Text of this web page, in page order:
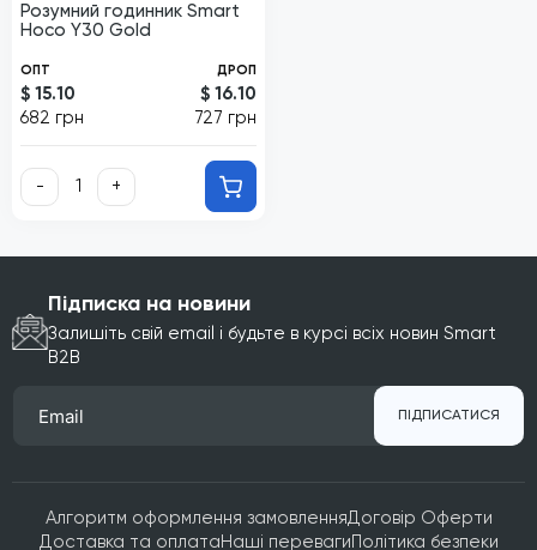
Розумний годинник Smart
Hoco Y30 Gold
ОПТ
$ 15.10
682 грн
ДРОП
$ 16.10
727 грн
- +
Підписка на новини
Залишіть свій email і будьте в курсі всіх новин Smart
B2B
ПІДПИСАТИСЯ
Алгоритм оформлення замовленняДоговір Оферти
Доставка та оплата Наші переваги Політика безпеки